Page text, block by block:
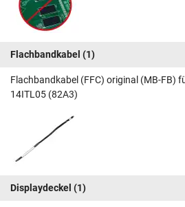
Flachbandkabel (1)
Flachbandkabel (FFC) original (MB-FB)
14ITL05 (82A3)
Displaydeckel (1)